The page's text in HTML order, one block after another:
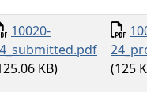
10020-
KB)
(125